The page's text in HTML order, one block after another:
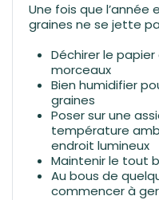
Une fois que
graines ne se jette
Déchirer le
morceaux
Bien humidifier
graines
Poser sur une
température
endroit lumineux
Maintenir le tout
Au bous de
commencer à